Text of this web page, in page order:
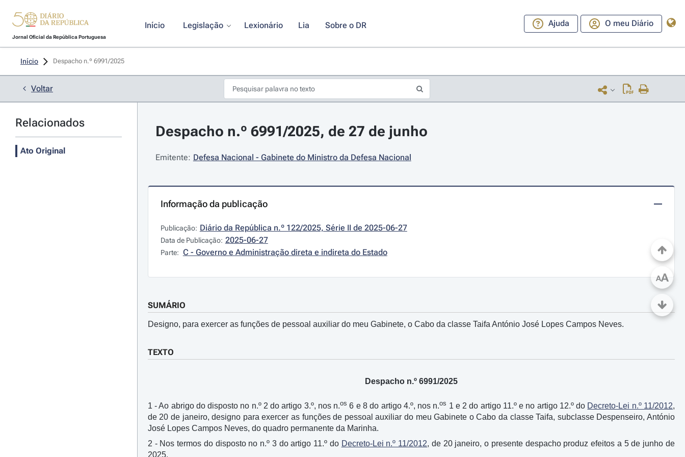
Jornal Oficial da República Portuguesa
Início Legislação Lexionário Lia Sobre o DR Ajuda O meu Diário
Início Despacho n.º 6991/2025
Voltar
Relacionados
Ato Original
Despacho n.º 6991/2025, de 27 de junho
Emitente: Defesa Nacional - Gabinete do Ministro da Defesa Nacional
Informação da publicação
Publicação: Diário da República n.º 122/2025, Série II de 2025-06-27
Data de Publicação: 2025-06-27
Parte: C - Governo e Administração direta e indireta do Estado
SUMÁRIO
Designo, para exercer as funções de pessoal auxiliar do meu Gabinete, o Cabo da classe Taifa António José Lopes Campos Neves.
TEXTO
Despacho n.º 6991/2025
1 - Ao abrigo do disposto no n.º 2 do artigo 3.º, nos n.os6 e 8 do artigo 4.º, nos n.os 1 e 2 do artigo 11.º e no artigo 12.º do Decreto-Lei n.º 11/2012,
de 20 de janeiro, designo para exercer as funções de pessoal auxiliar do meu Gabinete o Cabo da classe Taifa, subclasse Despenseiro, António
José Lopes Campos Neves, do quadro permanente da Marinha.
2 - Nos termos do disposto no n.º 3 do artigo 11.º do Decreto-Lei n.º 11/2012, de 20 janeiro, o presente despacho produz efeitos a 5 de junho de
2025.
AA